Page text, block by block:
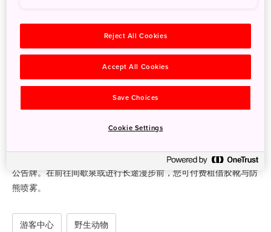
刻表。
游客中心内提供游览知床国立公园自然环境所需的信息，包括许多
介绍公园历史和文化的展览以及多个触摸屏信息服务台。
中心陈列着一系列当地动物的标本，包括棕熊、白尾海雕、虎头海
雕和毛腿渔鸮，方便您近距离观赏北海道的野生动物。天花板上还
无穷的景致。中心还设有适合亲子参与的绘本区与提供季节资讯的
公告牌。在前往间歇泉或进行长途漫步前，您可付费租借胶靴与防
熊喷雾。
游客中心 野生动物
Reject All Cookies
Accept All Cookies
Save Choices
Cookie Settings